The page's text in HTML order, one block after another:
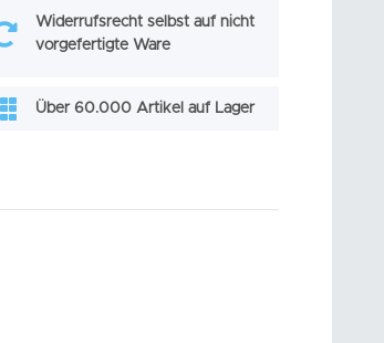
Widerrufsrecht selbst auf nicht
vorgefertigte Ware
Über 60.000 Artikel auf Lager